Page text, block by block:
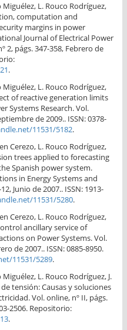
L. Rouco Rodríguez,
computation and
margins in power
Journal of Electrical Power
2, págs. 347-358, Febrero de
.
L. Rouco Rodríguez,
of reactive generation limits
Systems Research. Vol.
de 2009.. ISSN: 0378-
11531/5182.
Cerezo, L. Rouco Rodríguez,
trees applied to forecasting
Spanish power system.
in Energy Systems and
Junio de 2007.. ISSN: 1913-
11531/5280.
Cerezo, L. Rouco Rodríguez,
ancillary service of
on Power Systems. Vol.
de 2007.. ISSN: 0885-8950.
11531/5289.
L. Rouco Rodríguez, J.
tensión: Causas y soluciones
Vol. online, nº II, págs.
2506. Repositorio:
.